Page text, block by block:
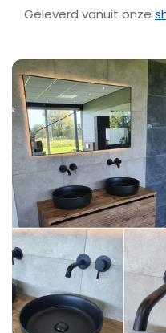
Geleverd vanuit onze